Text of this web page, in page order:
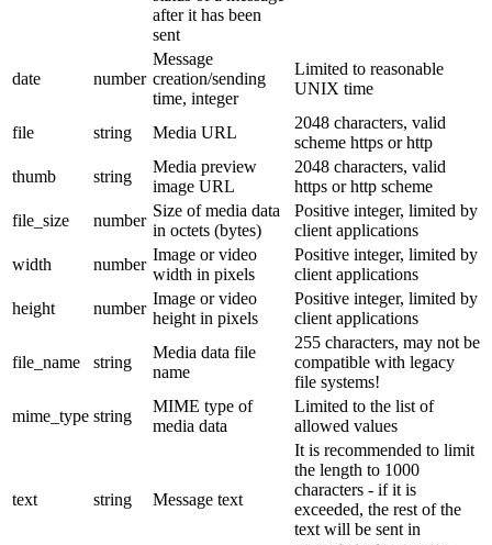
after it has been
sent
date number
Message
creation/sending
time, integer
Limited to reasonable
UNIX time
file string Media URL
2048 characters, valid
scheme https or http
thumb
string
Media preview
image URL
2048 characters, valid
https or http scheme
file_size
number
Size of media data
in octets (bytes)
Positive integer, limited by
client applications
width
number
Image or video
width in pixels
Positive integer, limited by
client applications
height
number
Image or video
height in pixels
Positive integer, limited by
client applications
file_name string
Media data file
name
255 characters, may not be
compatible with legacy
file systems!
mime_type string
MIME type of
media data
Limited to the list of
allowed values
text string Message text
It is recommended to limit
the length to 1000
characters - if it is
exceeded, the rest of the
text will be sent in